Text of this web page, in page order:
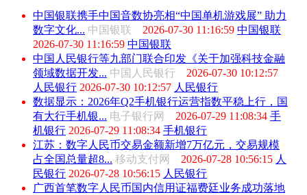
中国银联携手中国音数协亮相“中国单机游戏展” 助力
数字文化... 中国银联 2026-07-30 11:16:59 中国银联
2026-07-30 11:16:59 中国银联
中国人民银行等九部门联合印发《关于加强科技金融
领域数据开发... 中国人民银行 2026-07-30 10:12:57
人民银行 2026-07-30 10:12:57 人民银行
数据显示：2026年Q2手机银行运营指数平稳上行，国
有大行手机银... 电子银行网 2026-07-29 11:08:34 手
机银行 2026-07-29 11:08:34 手机银行
江苏：数字人民币交易金额新增7万亿元，交易规模
占全国总量超8... 移动支付网 2026-07-28 10:56:15 人
民银行 2026-07-28 10:56:15 人民银行
广西首笔数字人民币国内信用证福费廷业务成功落地